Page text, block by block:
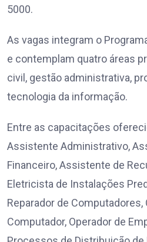
5000.
As vagas integram o
e contemplam quatro áreas
civil, gestão administrativa,
tecnologia da informação.
Entre as capacitações
Assistente Administrativo,
Financeiro, Assistente de
Eletricista de Instalações
Reparador de Computadores,
Computador, Operador de